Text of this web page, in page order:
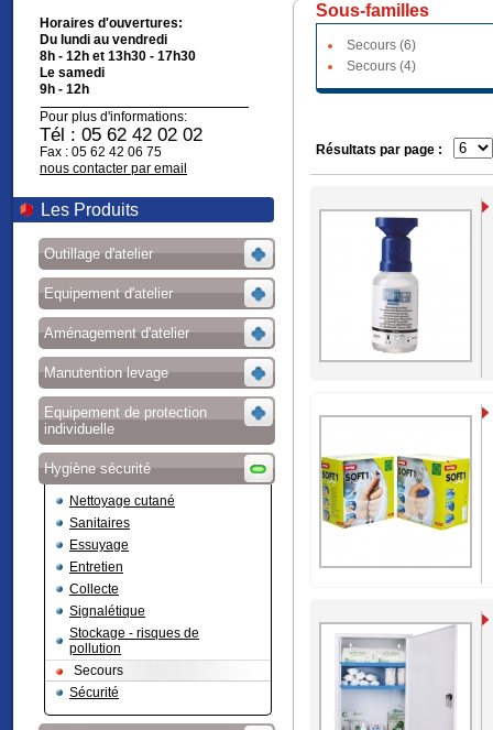
Horaires d'ouvertures:
Du lundi au vendredi
8h - 12h et 13h30 - 17h30
Le samedi
9h - 12h
Pour plus d'informations:
Tél : 05 62 42 02 02
Fax : 05 62 42 06 75
nous contacter par email
Les Produits
Outillage d'atelier
Equipement d'atelier
Aménagement d'atelier
Manutention levage
Equipement de protection
individuelle
Hygiène sécurité
Nettoyage cutané
Sanitaires
Essuyage
Entretien
Collecte
Signalétique
Stockage - risques de
pollution
Secours
Sécurité
Sous-familles
Secours (6)
Secours (4)
Résultats par page :